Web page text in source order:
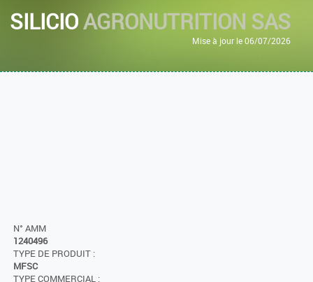
SILICIOAGRONUTRITION SAS
Mise à jour le 06/07/2026
N° AMM
1240496
TYPE DE PRODUIT :
MFSC
TYPE COMMERCIAL :